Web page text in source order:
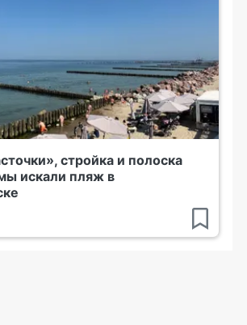
стройка и полоска
искали пляж в